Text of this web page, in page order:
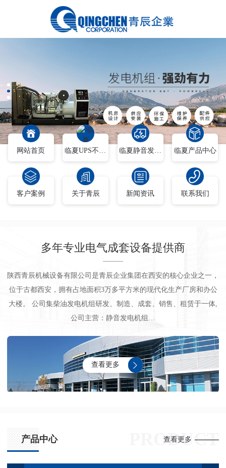
网站首页 临夏UPS不间断电源 临夏静音发电车 临夏产品中心
客户案例 关于青辰 新闻资讯 联系我们
多年专业电气成套设备提供商
陕西青辰机械设备有限公司是青辰企业集团在西安的核心企业之一，
位于古都西安，拥有占地面积3万多平方米的现代化生产厂房和办公
大楼。 公司集柴油发电机组研发、制造、成套、销售、租赁于一体,
公司主营：静音发电机组…
查看更多
产品中心 PRODUCT
查看更多